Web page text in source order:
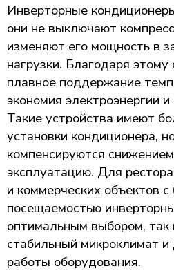
Инверторные
они не выключают
изменяют его мощность в
нагрузки. Благодаря этому
плавное поддержание
экономия электроэнергии
Такие устройства имеют
установки кондиционера,
компенсируются
эксплуатацию. Для
и коммерческих объектов
посещаемостью
оптимальным выбором, так
стабильный микроклимат и
работы оборудования.